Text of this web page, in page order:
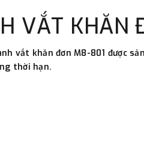
VẮT KHĂN
vắt khăn đơn M8-801 được
thời hạn.